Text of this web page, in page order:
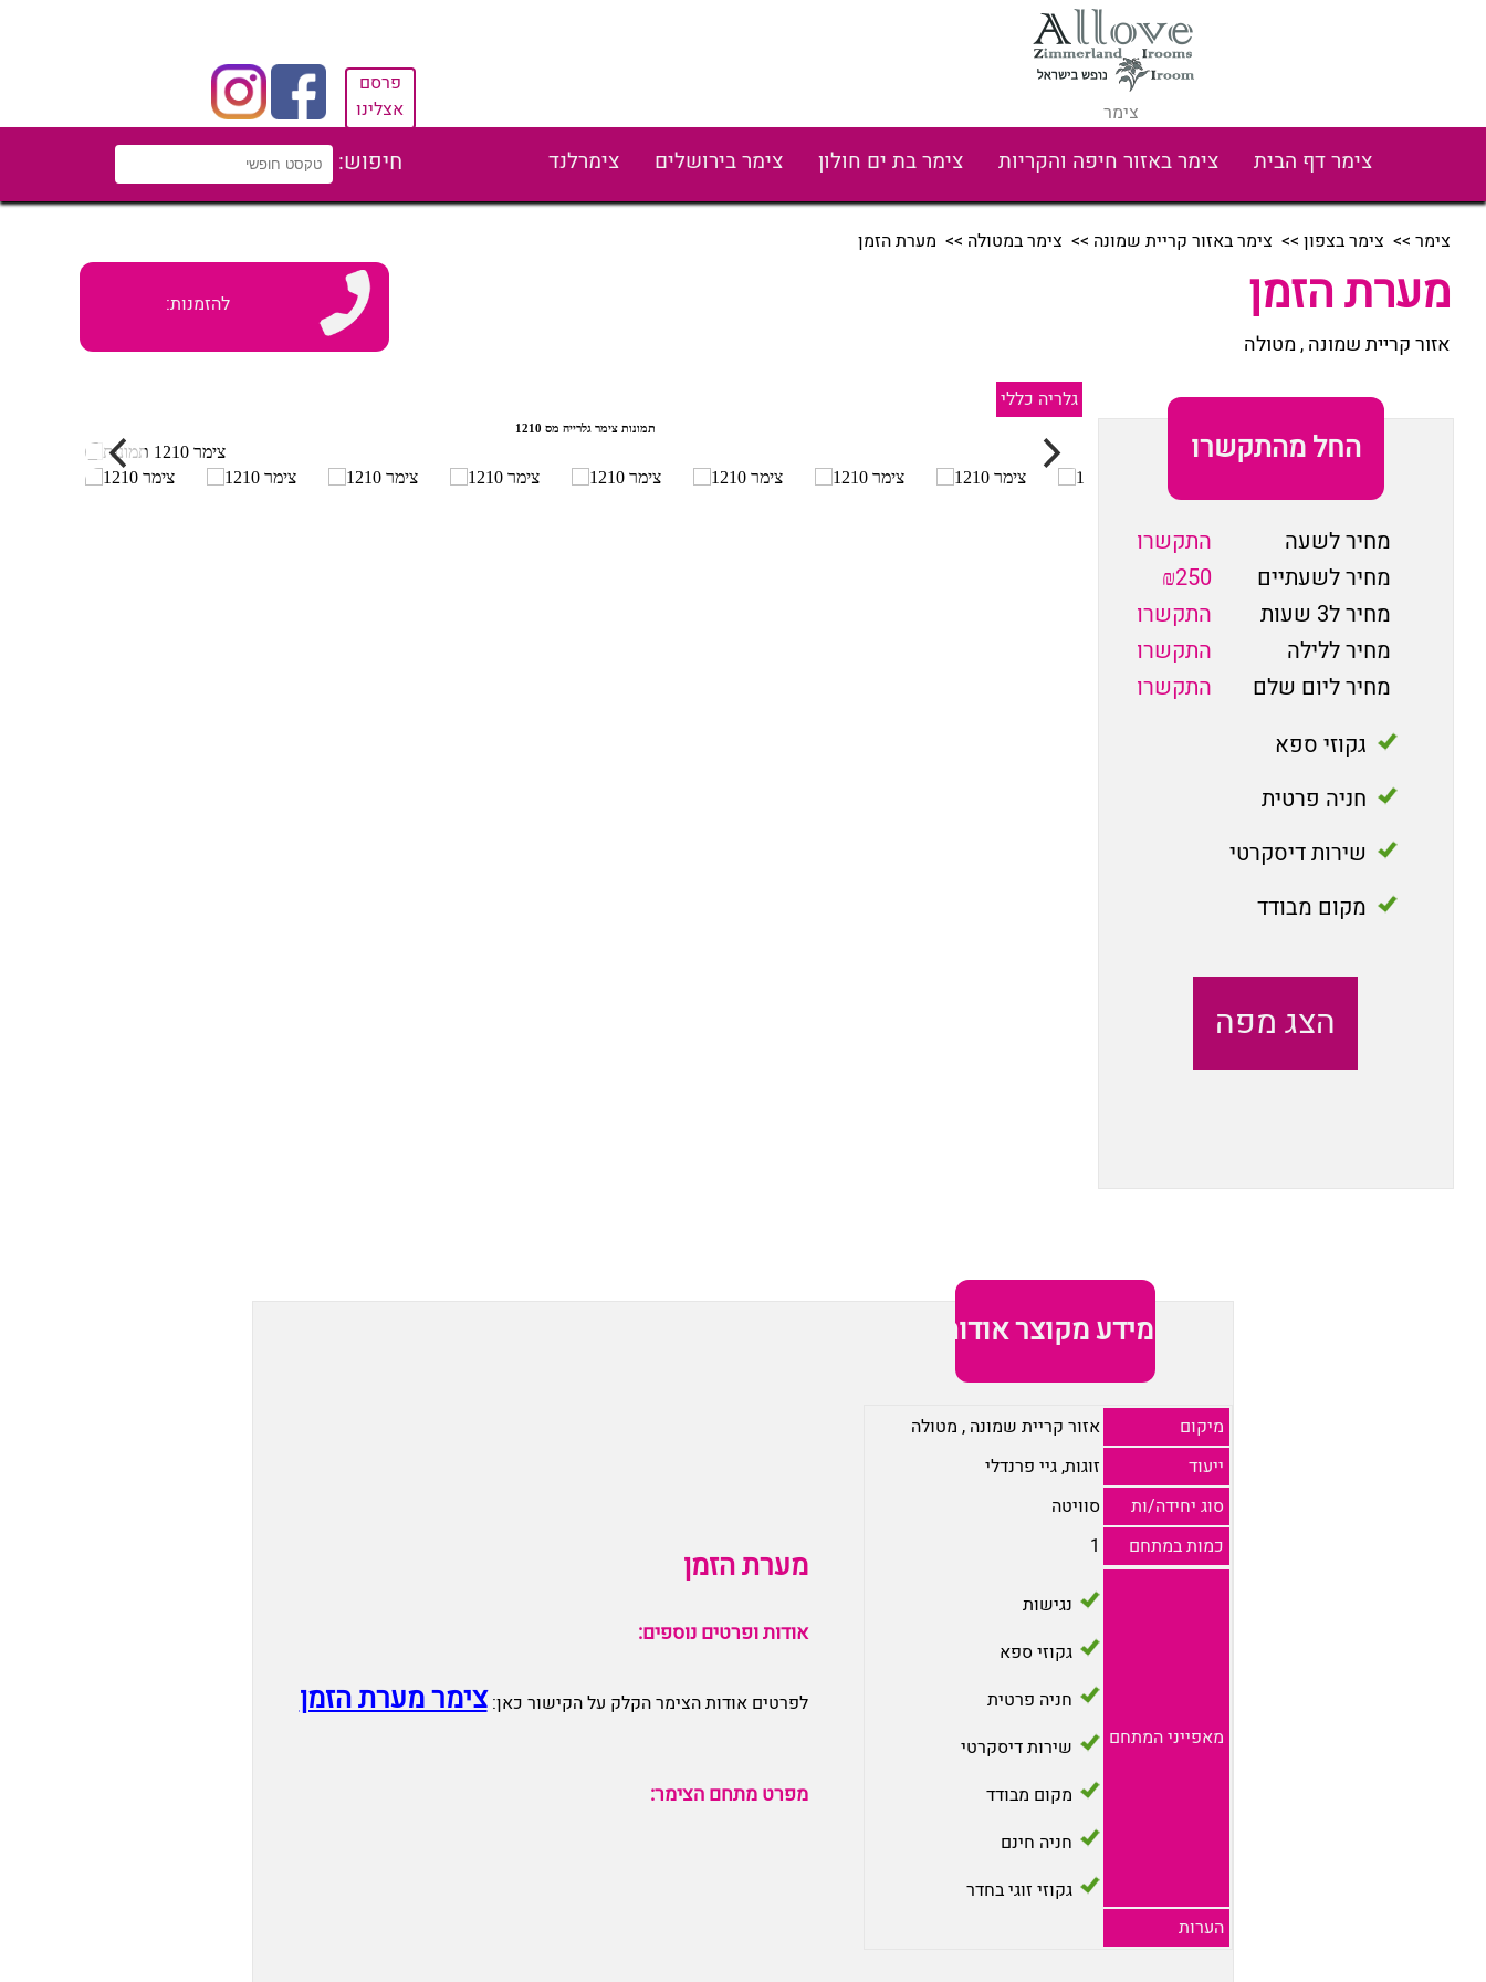
צימר
פרסם
אצלינו
צימר דף הבית צימר באזור חיפה והקריות צימר בת ים חולון צימר בירושלים צימרלנד חיפוש:
צימר >> צימר בצפון >> צימר באזור קריית שמונה >> צימר במטולה >> מערת הזמן
מערת הזמן
אזור קריית שמונה , מטולה
להזמנות:
החל מהתקשרו
מחיר לשעה
התקשרו
מחיר לשעתיים
₪250
מחיר ל3 שעות
התקשרו
מחיר ללילה
התקשרו
מחיר ליום שלם
התקשרו
גקוזי ספא
חניה פרטית
שירות דיסקרטי
מקום מבודד
הצג מפה
גלריה כללי
מידע מקוצר אודות
מיקום אזור קריית שמונה , מטולה
ייעוד
זוגות, גיי פרנדלי
סוג יחידה/ות
סוויטה
כמות במתחם
1
מאפייני המתחם
נגישות
גקוזי ספא
חניה פרטית
שירות דיסקרטי
מקום מבודד
חניה חינם
גקוזי זוגי בחדר
הערות
מערת הזמן
אודות ופרטים נוספים:
לפרטים אודות הצימר הקלק על הקישור כאן:צימר מערת הזמן
מפרט מתחם הצימר: